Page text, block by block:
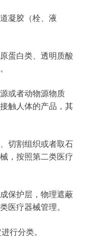
凝胶（栓、液
蛋白类、透明质酸
或者动物源物质
触人体的产品，其
切割组织或者取石
，按照第二类医疗
保护层，物理遮蔽
医疗器械管理。
行分类。